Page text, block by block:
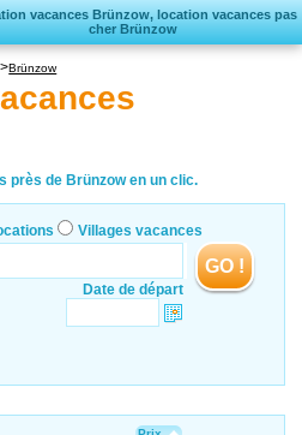
vacances Brünzow, location vacances pas
cher Brünzow
vacances
Brünzow
près de Brünzow en un clic.
Villages vacances
Date de départ
GO !